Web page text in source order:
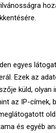
egyes
Ezek az
küld, olyan
az IP-címek,
és egyéb